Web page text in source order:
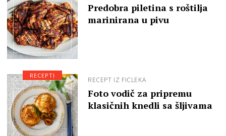
Predobra piletina s roštilja
marinirana u pivu
RECEPT IZ FICLEKA
Foto vodič za pripremu
klasičnih knedli sa šljivama
RECEPTI